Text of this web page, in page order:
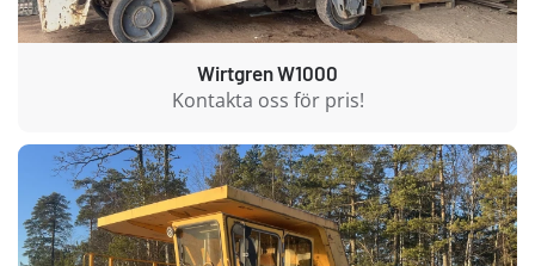
Wirtgren W1000
Kontakta oss för pris!